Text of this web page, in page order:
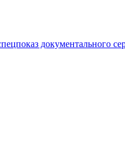
документального